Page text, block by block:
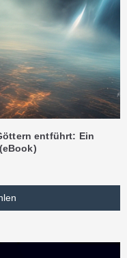
entführt: Ein